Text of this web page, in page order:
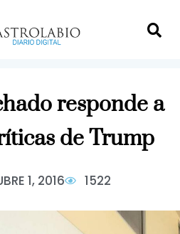
responde a
de Trump
1, 2016 1522